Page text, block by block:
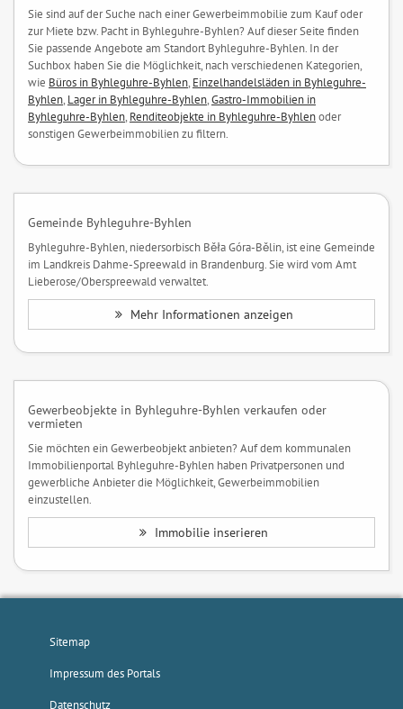
Sie sind auf der Suche nach einer Gewerbeimmobilie zum Kauf oder
zur Miete bzw. Pacht in Byhleguhre-Byhlen? Auf dieser Seite finden
Sie passende Angebote am Standort Byhleguhre-Byhlen. In der
Suchbox haben Sie die Möglichkeit, nach verschiedenen Kategorien,
wie Büros in Byhleguhre-Byhlen, Einzelhandelsläden in Byhleguhre-
Byhlen, Lager in Byhleguhre-Byhlen,Gastro-Immobilien in
Byhleguhre-Byhlen, Renditeobjekte in Byhleguhre-Byhlenoder
sonstigen Gewerbeimmobilien zu filtern.
Gemeinde Byhleguhre-Byhlen
Byhleguhre-Byhlen, niedersorbisch Běła Góra-Bělin, ist eine Gemeinde
im Landkreis Dahme-Spreewald in Brandenburg. Sie wird vom Amt
Lieberose/Oberspreewald verwaltet.
Mehr Informationen anzeigen
Gewerbeobjekte in Byhleguhre-Byhlen verkaufen oder
vermieten
Sie möchten ein Gewerbeobjekt anbieten? Auf dem kommunalen
Immobilienportal Byhleguhre-Byhlen haben Privatpersonen und
gewerbliche Anbieter die Möglichkeit, Gewerbeimmobilien
einzustellen.
Immobilie inserieren
Sitemap
Impressum des Portals
Datenschutz